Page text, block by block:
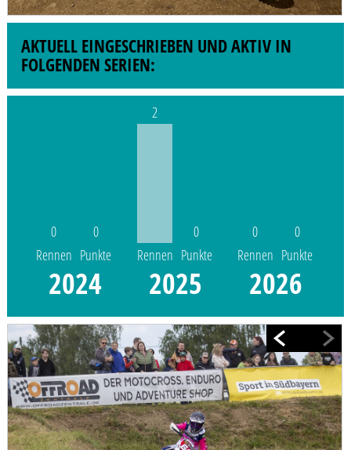
AKTUELL EINGESCHRIEBEN UND AKTIV IN
FOLGENDEN SERIEN:
0
Rennen
0
Punkte
2024
2
Rennen
0
Punkte
2025
0
Rennen
0
Punkte
2026